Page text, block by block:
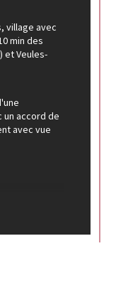
village avec
min des
et Veules-
un accord de
avec vue